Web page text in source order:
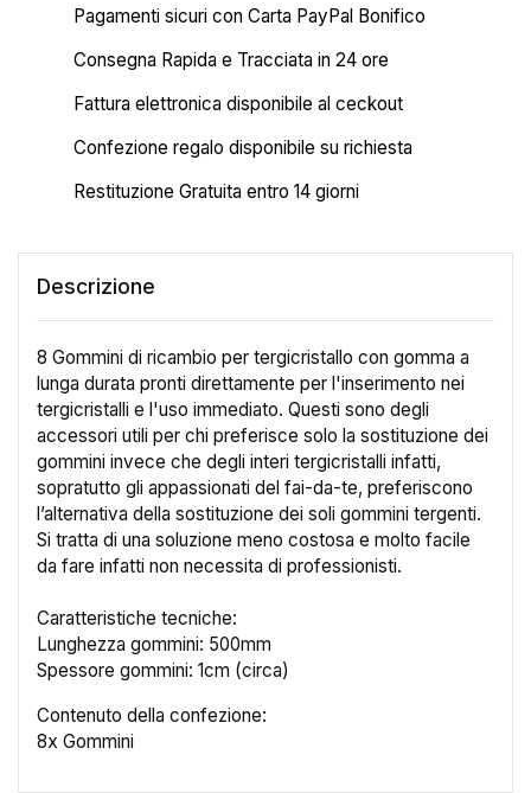
Pagamenti sicuri con Carta PayPal Bonifico
Consegna Rapida e Tracciata in 24 ore
Fattura elettronica disponibile al ceckout
Confezione regalo disponibile su richiesta
Restituzione Gratuita entro 14 giorni
Descrizione
8 Gommini di ricambio per tergicristallo con gomma a
lunga durata pronti direttamente per l'inserimento nei
tergicristalli e l'uso immediato. Questi sono degli
accessori utili per chi preferisce solo la sostituzione dei
gommini invece che degli interi tergicristalli infatti,
sopratutto gli appassionati del fai-da-te, preferiscono
l’alternativa della sostituzione dei soli gommini tergenti.
Si tratta di una soluzione meno costosa e molto facile
da fare infatti non necessita di professionisti.
Caratteristiche tecniche:
Lunghezza gommini: 500mm
Spessore gommini: 1cm (circa)
Contenuto della confezione:
8x Gommini
Crea lista dei desideri ×
Nome lista dei desideri
Annulla Crea lista dei desideri